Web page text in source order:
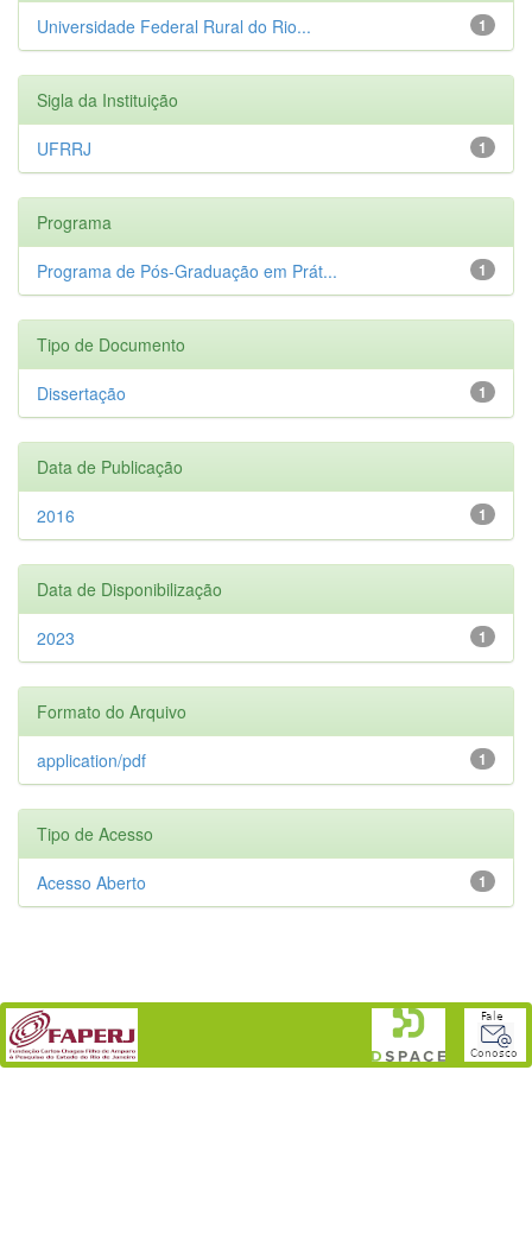
1
Universidade Federal Rural do Rio...
Sigla da Instituição
1
UFRRJ
Programa
1
Programa de Pós-Graduação em Prát...
Tipo de Documento
1
Dissertação
Data de Publicação
1
2016
Data de Disponibilização
1
2023
Formato do Arquivo
1
application/pdf
Tipo de Acesso
1
Acesso Aberto